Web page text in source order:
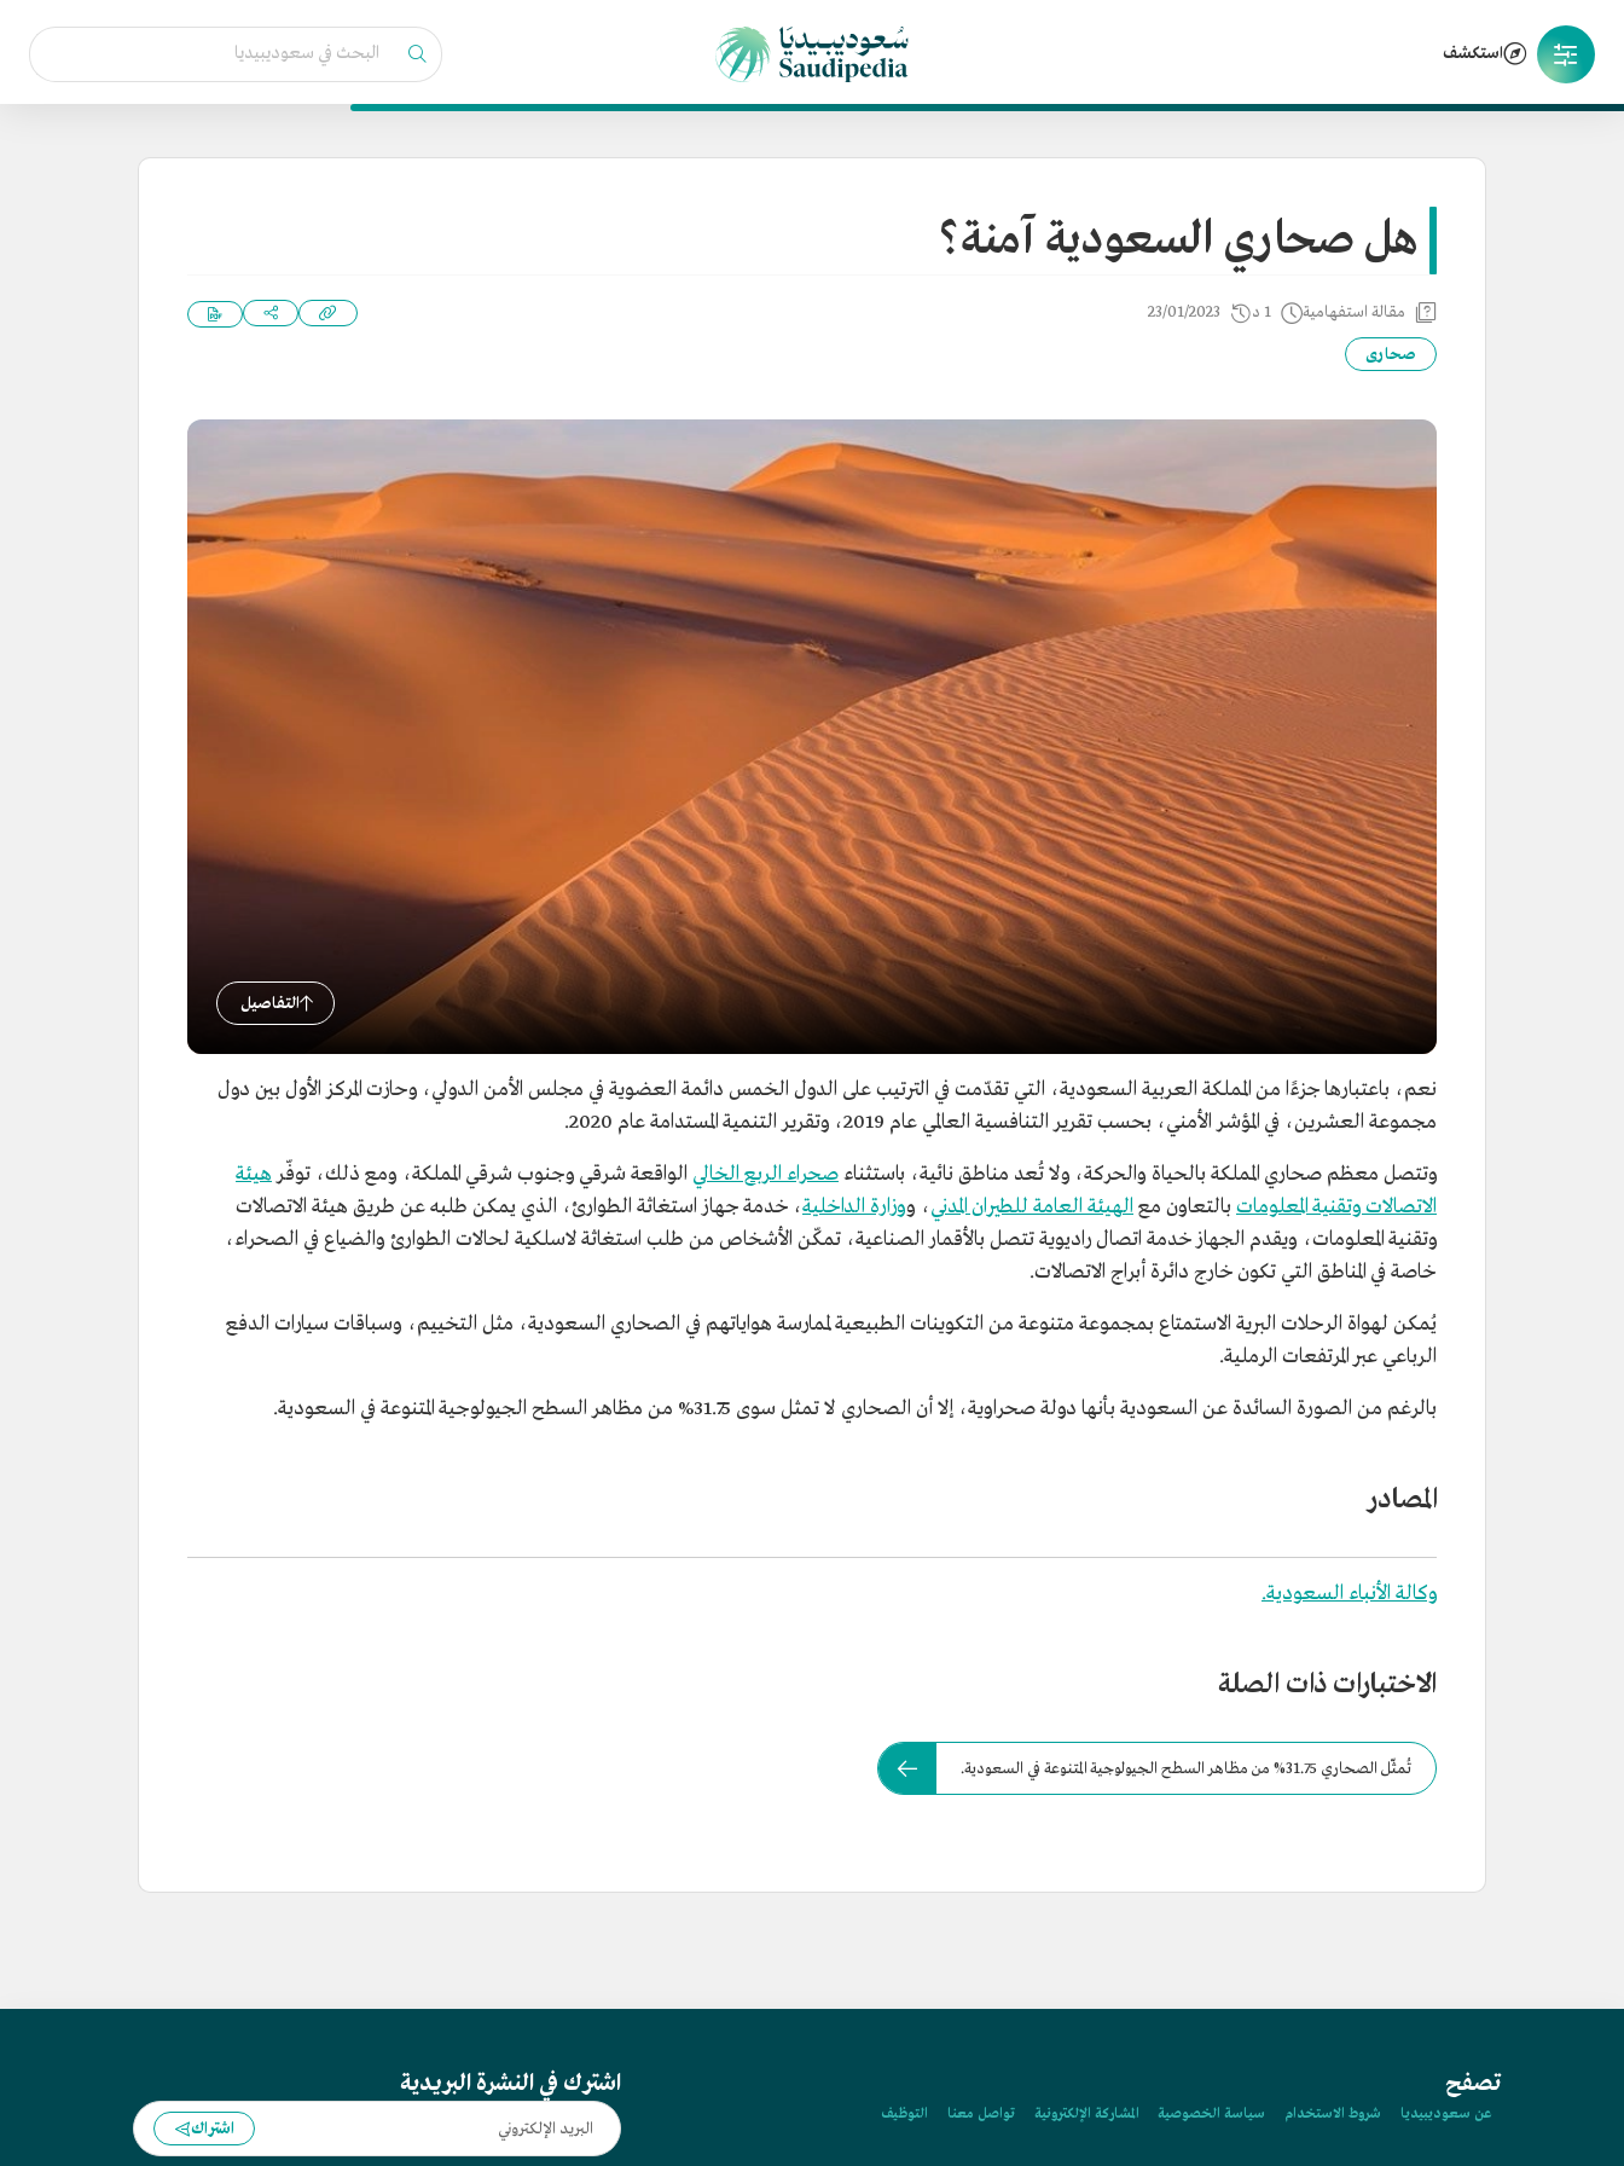
استكشف
هل صحاري السعودية آمنة؟
مقالة استفهامية 1 د 23/01/2023
صحارى
التفاصيل
نعم، باعتبارها جزءًا من المملكة العربية السعودية، التي تقدّمت في الترتيب على الدول الخمس دائمة العضوية في مجلس الأمن الدولي، وحازت المركز الأول بين دول
مجموعة العشرين، في المؤشر الأمني، بحسب تقرير التنافسية العالمي عام 2019، وتقرير التنمية المستدامة عام 2020.
وتتصل معظم صحاري المملكة بالحياة والحركة، ولا تُعد مناطق نائية، باستثناءصحراء الربع الخالي الواقعة شرقي وجنوب شرقي المملكة، ومع ذلك، توفّر هيئة
الاتصالات وتقنية المعلومات بالتعاون مع الهيئة العامة للطيران المدني، ووزارة الداخلية، خدمة جهاز استغاثة الطوارئ، الذي يمكن طلبه عن طريق هيئة الاتصالات
وتقنية المعلومات، ويقدم الجهاز خدمة اتصال راديوية تتصل بالأقمار الصناعية، تمكّن الأشخاص من طلب استغاثة لاسلكية لحالات الطوارئ والضياع في الصحراء،
خاصة في المناطق التي تكون خارج دائرة أبراج الاتصالات.
يُمكن لهواة الرحلات البرية الاستمتاع بمجموعة متنوعة من التكوينات الطبيعية لممارسة هواياتهم في الصحاري السعودية، مثل التخييم، وسباقات سيارات الدفع
الرباعي عبر المرتفعات الرملية.
بالرغم من الصورة السائدة عن السعودية بأنها دولة صحراوية، إلا أن الصحاري لا تمثل سوى 31.75% من مظاهر السطح الجيولوجية المتنوعة في السعودية.
المصادر
وكالة الأنباء السعودية.
الاختبارات ذات الصلة
تُمثّل الصحاري 31.75% من مظاهر السطح الجيولوجية المتنوعة في السعودية.
تصفح
عن سعوديبيديا شروط الاستخدام سياسة الخصوصية المشاركة الإلكترونية تواصل معنا التوظيف
اشترك في النشرة البريدية
اشتراك